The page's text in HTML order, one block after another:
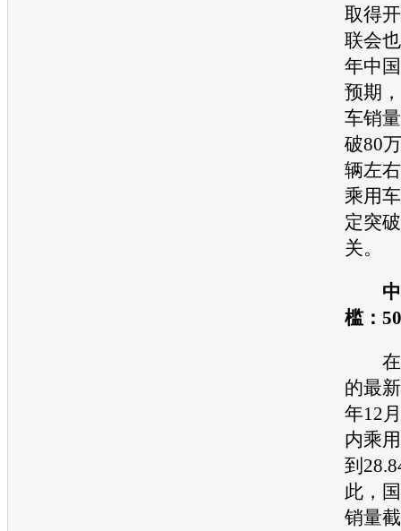
取得
联会
年中
预期
车销
破80
辆左
乘用
定突
关。
中
槛：
在
的最
年12
内乘
到
此，
销量